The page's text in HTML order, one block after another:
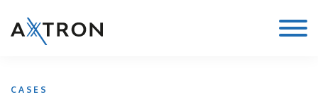
CASES